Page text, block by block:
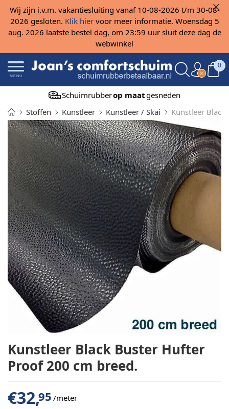
Wij zijn i.v.m. vakantiesluiting vanaf 10-08-2026 t/m 30-08-
2026 gesloten. Klik hiervoor meer informatie. Woensdag 5
aug. 2026 laatste bestel dag, om 23:59 uur sluit deze dag de
webwinkel
MENU
0
Schuimrubberop maatgesneden
Stoffen
Kunstleer Kunstleer / Skai Kunstleer
Kunstleer Black Buster Hufter
Proof 200 cm breed.
€32,95 /meter